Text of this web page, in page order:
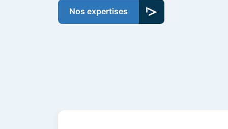
Nos expertises